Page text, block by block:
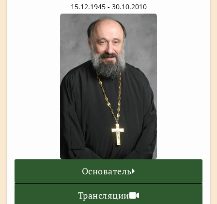
15.12.1945 - 30.10.2010
Основатель
Трансляции